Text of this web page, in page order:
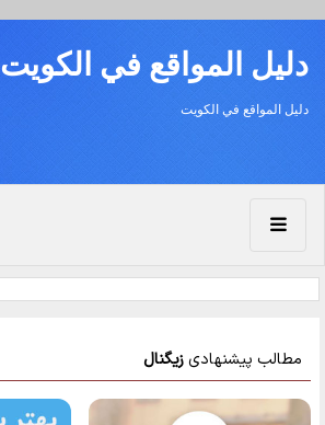
دليل المواقع في الكويت
دليل المواقع في الكويت